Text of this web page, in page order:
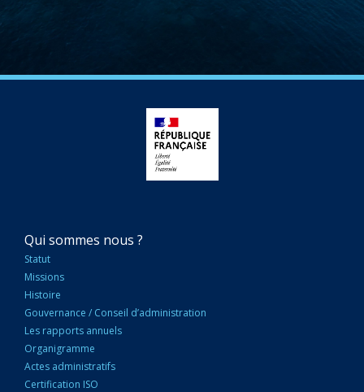
NAVIGATION
PRINCIPALE
Qui sommes nous ?
Statut
Missions
Histoire
Gouvernance / Conseil d’administration
Les rapports annuels
Organigramme
Actes administratifs
Certification ISO